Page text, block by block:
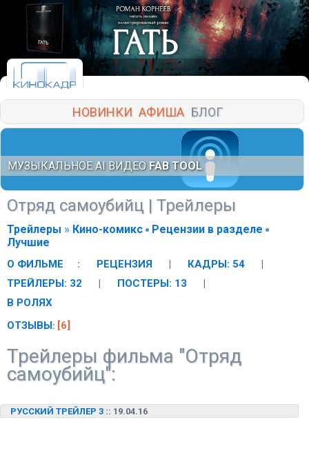
НОВИНКИ АФИША БЛОГ
МУЗЫКАЛЬНОЕ AI ВИДЕО FAB TOOL
Отряд самоубийц | Трейлеры
Трейлеры » Кино-комикс
Рецензии в разделе
Лучшие
О ФИЛЬМЕ : РЕЦЕНЗИЯ | КАДРЫ: 54
|
ТРЕЙЛЕРЫ: 32
| ПОСТЕРЫ: 13
|
В РОЛЯХ
ОТЗЫВЫ: [6]
Трейлеры фильма "Отряд
самоубийц":
РУССКИЙ ТРЕЙЛЕР 3 :: 19.04.16